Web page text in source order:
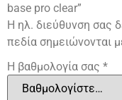
base pro clear”
Η ηλ. διεύθυνση σας
πεδία σημειώνονται
Η βαθμολογία σας *